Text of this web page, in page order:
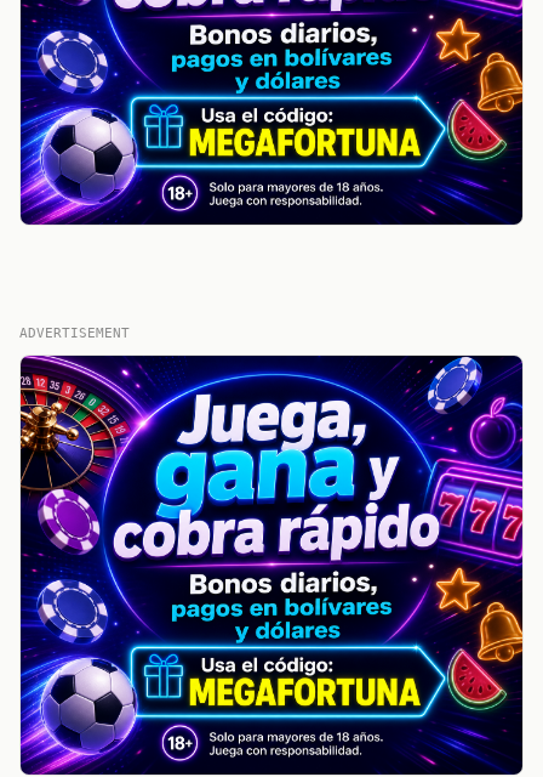
ADVERTISEMENT